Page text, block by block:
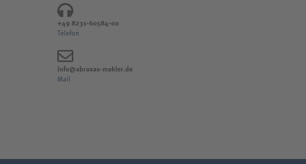
+49 8231-60584-00
Telefon
info@abraxas-makler.de
Mail